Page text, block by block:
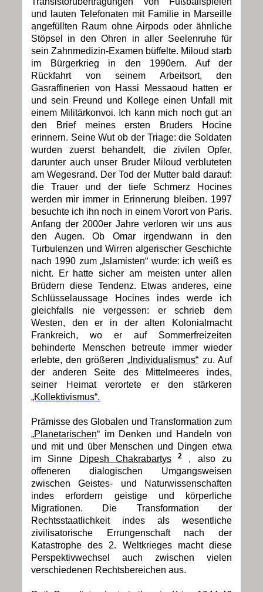
und lauten Telefonaten mit Familie in Marseille
angefüllten Raum ohne Airpods oder ähnliche
Stöpsel in den Ohren in aller Seelenruhe für
sein Zahnmedizin-Examen büffelte. Miloud starb
im Bürgerkrieg in den 1990ern. Auf der
Rückfahrt von seinem Arbeitsort, den
Gasraffinerien von Hassi Messaoud hatten er
und sein Freund und Kollege einen Unfall mit
einem Militärkonvoi. Ich kann mich noch gut an
den Brief meines ersten Bruders Hocine
erinnern. Seine Wut ob der Triage: die Soldaten
wurden zuerst behandelt, die zivilen Opfer,
darunter auch unser Bruder Miloud verbluteten
am Wegesrand. Der Tod der Mutter bald darauf:
die Trauer und der tiefe Schmerz Hocines
werden mir immer in Erinnerung bleiben. 1997
besuchte ich ihn noch in einem Vorort von Paris.
Anfang der 2000er Jahre verloren wir uns aus
den Augen. Ob Omar irgendwann in den
Turbulenzen und Wirren algerischer Geschichte
nach 1990 zum „Islamisten“ wurde: ich weiß es
nicht. Er hatte sicher am meisten unter allen
Brüdern diese Tendenz. Etwas anderes, eine
Schlüsselaussage Hocines indes werde ich
gleichfalls nie vergessen: er schrieb dem
Westen, den er in der alten Kolonialmacht
Frankreich, wo er auf Sommerfreizeiten
behinderte Menschen betreute immer wieder
erlebte, den größeren„Individualismus“ zu. Auf
der anderen Seite des Mittelmeeres indes,
seiner Heimat verortete er den stärkeren
„Kollektivismus“.
Prämisse des Globalen und Transformation zum
„Planetarischen“ im Denken und Handeln von
und mit und über Menschen und Dingen etwa
im Sinne
Dipesh Chakrabartys 2
, also zu
offeneren dialogischen Umgangsweisen
zwischen Geistes- und Naturwissenschaften
indes erfordern geistige und körperliche
Migrationen. Die Transformation der
Rechtsstaatlichkeit indes als wesentliche
zivilisatorische Errungenschaft nach der
Katastrophe des 2. Weltkrieges macht diese
Perspektivwechsel auch zwischen vielen
verschiedenen Rechtsbereichen aus.